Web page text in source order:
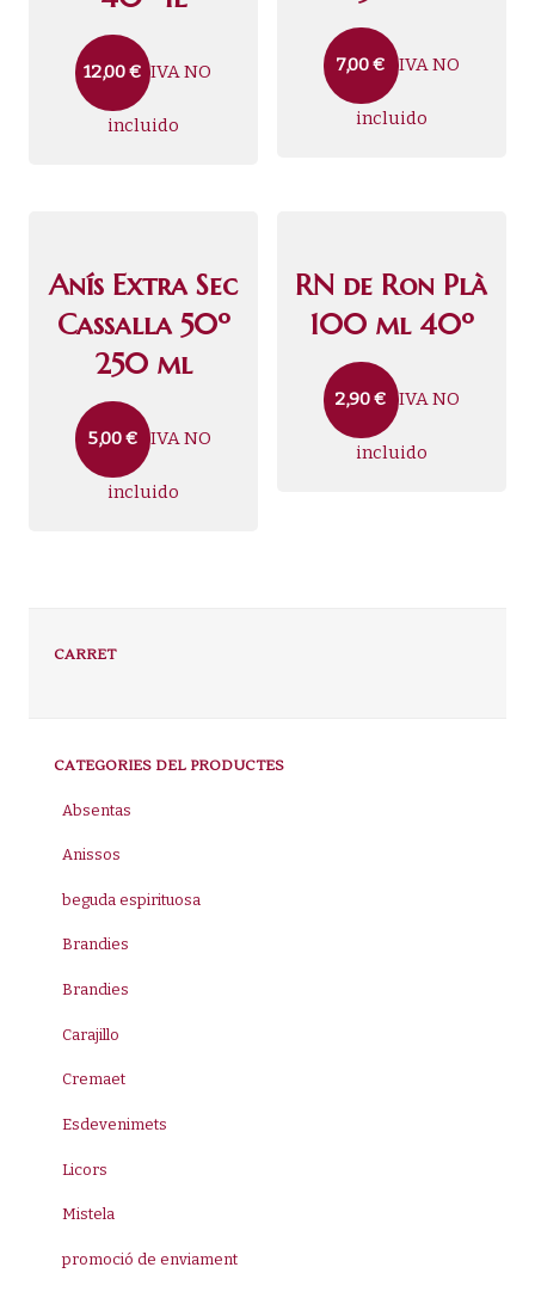
12,00€ IVA NO
incluido
7,00€ IVA NO
incluido
Anís Extra Sec
Cassalla 50º
250 ml
5,00€ IVA NO
incluido
RN de Ron Plà
100 ml 40º
2,90€ IVA NO
incluido
CARRET
CATEGORIES DEL PRODUCTES
Absentas
Anissos
beguda espirituosa
Brandies
Brandies
Carajillo
Cremaet
Esdevenimets
Licors
Mistela
promoció de enviament